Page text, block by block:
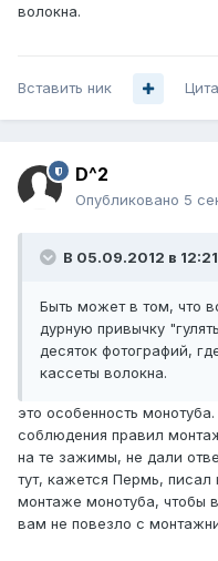
волокна.
Вставить ник
D^2
Опубликовано 5
В 05.09.2012 в
Быть может в том, что
дурную привычку
десяток фотографий,
кассеты волокна.
это особенность
соблюдения правил
на те зажимы, не дали
тут, кажется Пермь, писал
монтаже монотуба, чтобы
вам не повезло с